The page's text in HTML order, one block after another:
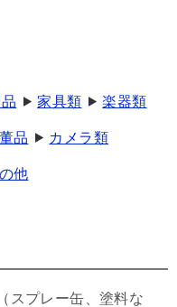
家具類 楽器類
品 カメラ類
他
スプレー缶、塗料な